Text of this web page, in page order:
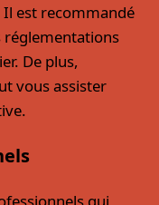
est recommandé
réglementations
De plus,
vous assister